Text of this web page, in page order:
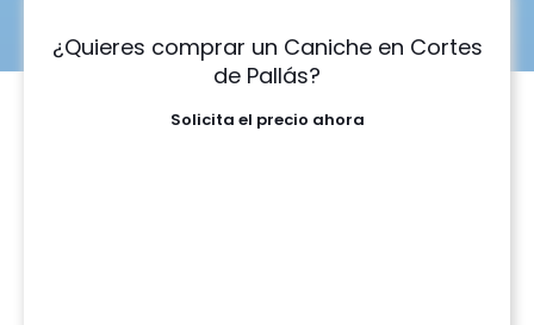
¿Quieres comprar un Caniche en Cortes
de Pallás?
Solicita el precio ahora